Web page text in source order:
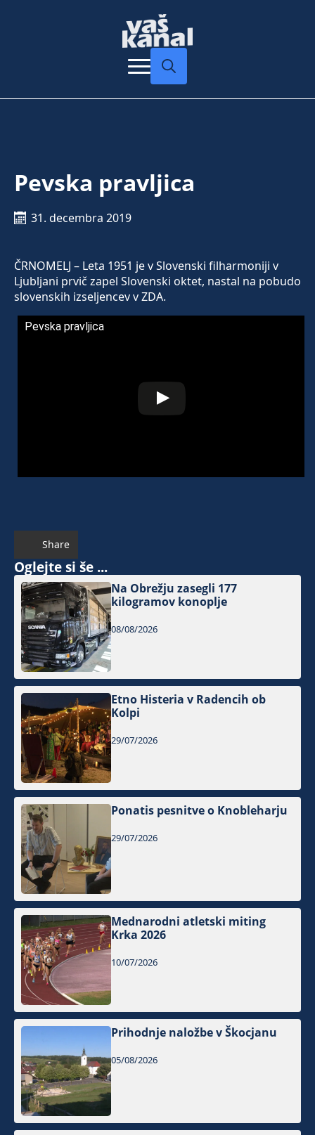
Pevska pravljica
31. decembra 2019
ČRNOMELJ – Leta 1951 je v Slovenski filharmoniji v
Ljubljani prvič zapel Slovenski oktet, nastal na pobudo
slovenskih izseljencev v ZDA.
Pevska pravljica
Share
Oglejte si še ...
Na Obrežju zasegli 177
kilogramov konoplje
08/08/2026
Etno Histeria v Radencih ob
Kolpi
29/07/2026
Ponatis pesnitve o Knobleharju
29/07/2026
Mednarodni atletski miting
Krka 2026
10/07/2026
Prihodnje naložbe v Škocjanu
05/08/2026